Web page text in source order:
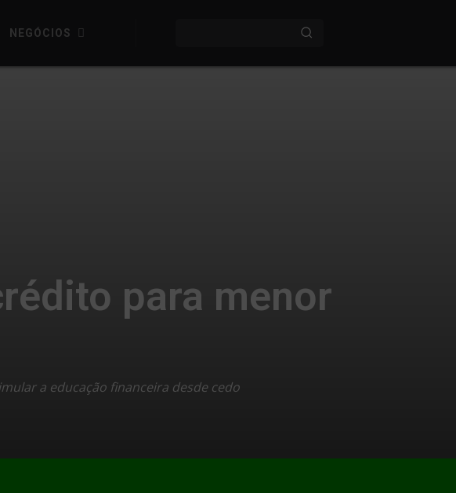
NEGÓCIOS
para menor
a educação financeira desde cedo